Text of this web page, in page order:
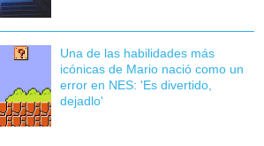
Una de las habilidades más
icónicas de Mario nació como un
error en NES: 'Es divertido,
dejadlo'